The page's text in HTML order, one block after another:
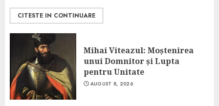
CITESTE IN CONTINUARE
Mihai Viteazul: Moștenirea
unui Domnitor și Lupta
pentru Unitate
AUGUST 8, 2026